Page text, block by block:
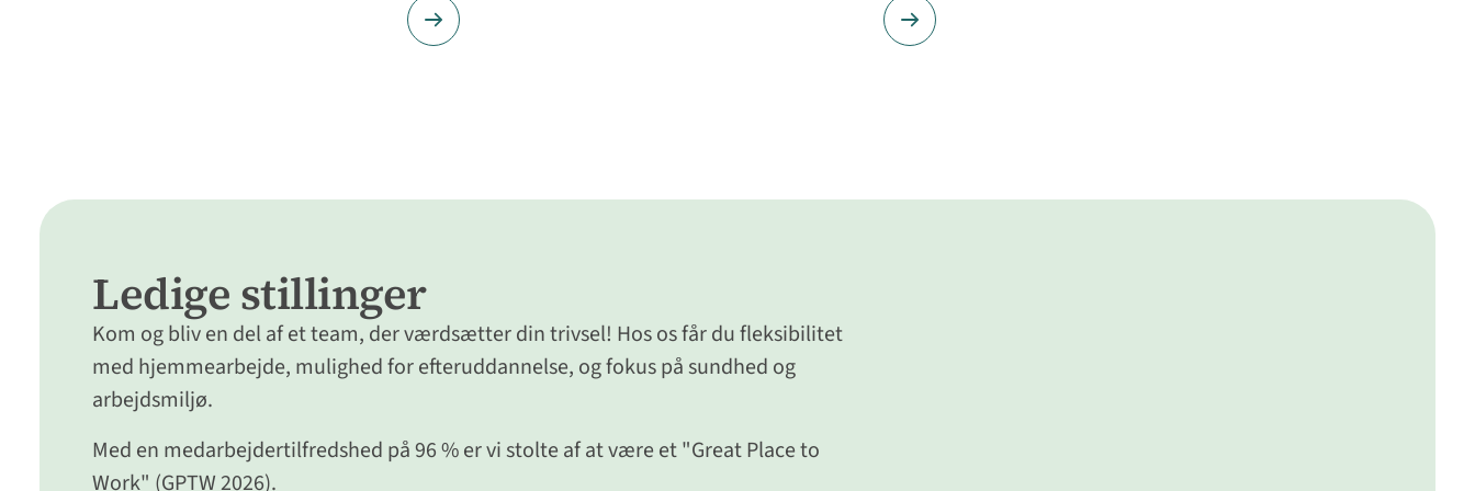
Ledige stillinger
Kom og bliv en del af et team, der værdsætter din trivsel! Hos os får du fleksibilitet
med hjemmearbejde, mulighed for efteruddannelse, og fokus på sundhed og
arbejdsmiljø.
Med en medarbejdertilfredshed på 96 % er vi stolte af at være et "Great Place to
Work" (GPTW 2026).